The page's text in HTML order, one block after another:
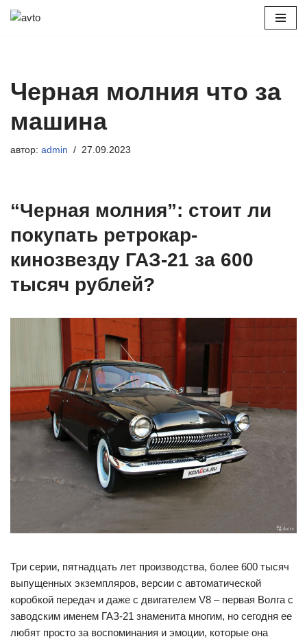
Черная молния что за
машина
автор: admin 27.09.2023
“Черная молния”: стоит ли
покупать ретрокар-
кинозвезду ГАЗ-21 за 600
тысяч рублей?
Три серии, пятнадцать лет производства, более 600 тысяч
выпущенных экземпляров, версии с автоматической
коробкой передач и даже с двигателем V8 – первая Волга с
заводским именем ГАЗ-21 знаменита многим, но сегодня ее
любят просто за воспоминания и эмоции, которые она